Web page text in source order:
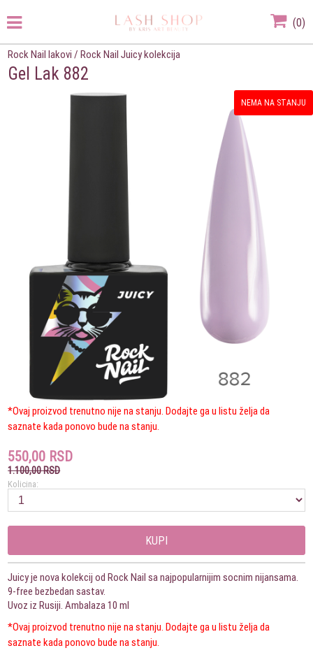
(0)
Rock Nail lakovi /Rock Nail Juicy kolekcija
Gel Lak 882
NEMA NA STANJU
*Ovaj proizvod trenutno nije na stanju. Dodajte ga u listu želja da
saznate kada ponovo bude na stanju.
550,00 RSD
1.100,00 RSD
Kolicina:
KUPI
Juicy je nova kolekcij od Rock Nail sa najpopularnijim socnim nijansama.
9-free bezbedan sastav.
Uvoz iz Rusiji. Ambalaza 10 ml
*Ovaj proizvod trenutno nije na stanju. Dodajte ga u listu želja da
saznate kada ponovo bude na stanju.